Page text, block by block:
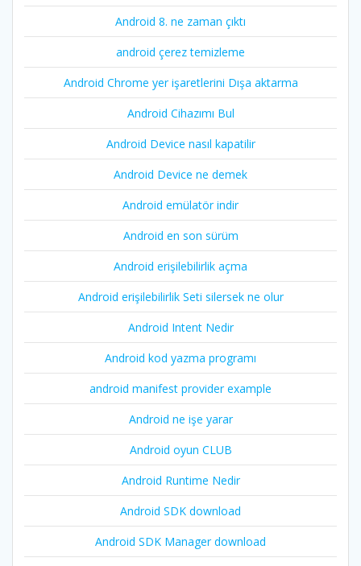
Android 8. ne zaman çıktı
android çerez temizleme
Android Chrome yer işaretlerini Dışa aktarma
Android Cihazımı Bul
Android Device nasıl kapatilir
Android Device ne demek
Android emülatör indir
Android en son sürüm
Android erişilebilirlik açma
Android erişilebilirlik Seti silersek ne olur
Android Intent Nedir
Android kod yazma programı
android manifest provider example
Android ne işe yarar
Android oyun CLUB
Android Runtime Nedir
Android SDK download
Android SDK Manager download